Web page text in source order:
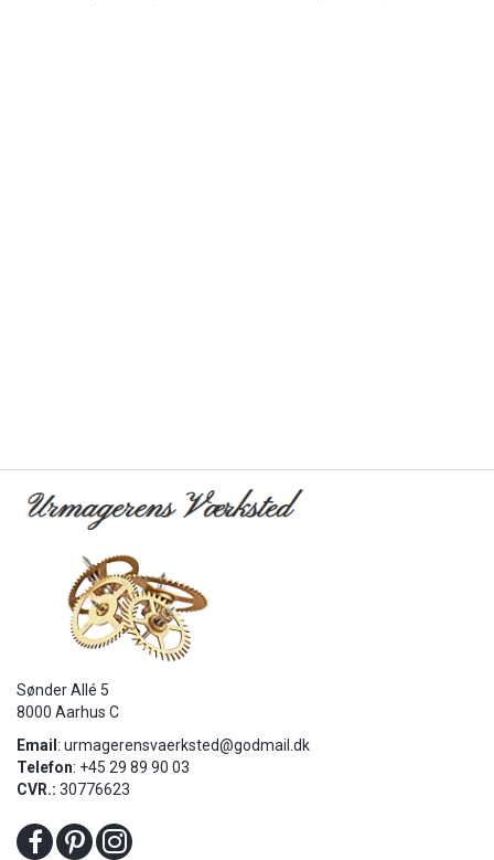
Sønder Allé 5
8000 Aarhus C
Email : urmagerensvaerksted@godmail.dk
Telefon: +45 29 89 90 03
CVR.: 30776623